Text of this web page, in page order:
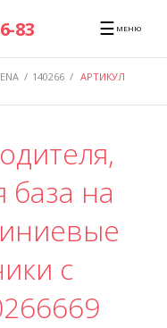
83 ☰ МЕНЮ
/ 140266 / АРТИКУЛ
на
с